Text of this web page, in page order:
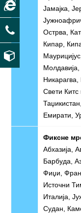
Јамајка,
Острва,
Кипар,
Никарагва,
Свети
Емирати,
Фиксне
Абхазија,
Барбуда,
Фиџи,
Источни
Италија,
Судан,